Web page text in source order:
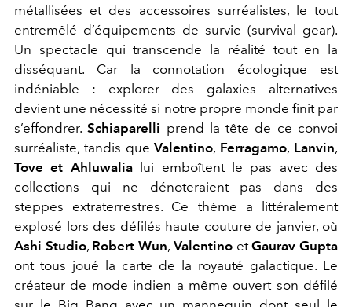
métallisées et des accessoires surréalistes, le tout
entremêlé d’équipements de survie (survival gear).
Un spectacle qui transcende la réalité tout en la
disséquant. Car la connotation écologique est
indéniable : explorer des galaxies alternatives
devient une nécessité si notre propre monde finit par
s’effondrer.Schiaparelli prend la tête de ce convoi
surréaliste, tandis queValentino, Ferragamo, Lanvin,
Tove et Ahluwalialui emboîtent le pas avec des
collections qui ne dénoteraient pas dans des
steppes extraterrestres. Ce thème a littéralement
explosé lors des défilés haute couture de janvier, où
Ashi Studio, Robert Wun, ValentinoetGaurav Gupta
ont tous joué la carte de la royauté galactique. Le
créateur de mode indien a même ouvert son défilé